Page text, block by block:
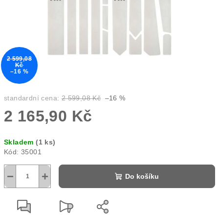
standardní cena: 2 599,08 Kč –16 %
2 165,90 Kč
cena:
Skladem(1 ks)
Kód: 35001
+
− Do košíku
2 599,08
Kč
–16 %